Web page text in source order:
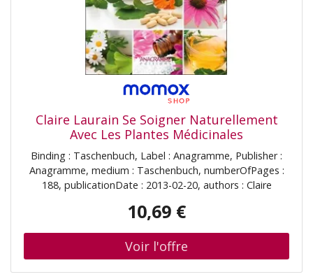
Claire Laurain Se Soigner Naturellement
Avec Les Plantes Médicinales
Binding : Taschenbuch, Label : Anagramme, Publisher :
Anagramme, medium : Taschenbuch, numberOfPages :
188, publicationDate : 2013-02-20, authors : Claire
10,69 €